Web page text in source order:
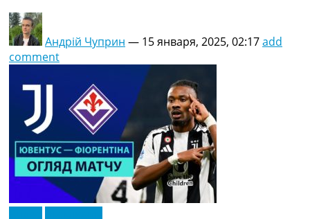
Андрій Чуприн — 15 января, 2025, 02:17add
comment